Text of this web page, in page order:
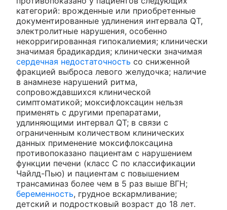
категорий: врожденные или приобретенные
документированные удлинения интервала QT,
электролитные нарушения, особенно
некорригированная гипокалиемия; клинически
значимая брадикардия; клинически значимая
сердечная недостаточность со сниженной
фракцией выброса левого желудочка; наличие
в анамнезе нарушений ритма,
сопровождавшихся клинической
симптоматикой; моксифлоксацин нельзя
применять с другими препаратами,
удлиняющими интервал QT; в связи с
ограниченным количеством клинических
данных применение моксифлоксацина
противопоказано пациентам с нарушением
функции печени (класс С по классификации
Чайлд-Пью) и пациентам с повышением
трансаминаз более чем в 5 раз выше ВГН;
беременность, грудное вскармливание;
детский и подростковый возраст до 18 лет.